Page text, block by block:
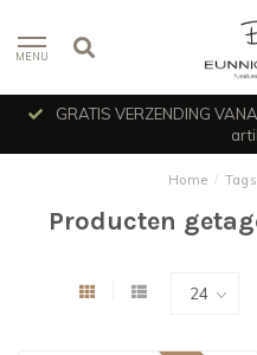
MENU
GRATIS VERZENDING
Home / Tags
Producten